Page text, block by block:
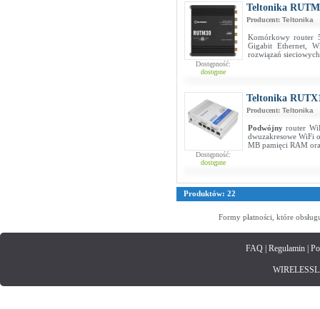
Dostępność:
dostępne
Teltonika
Producent: Teltonika
Komórkowy router
Gigabit Ethernet,
rozwiązań sieciowych
Dostępność:
dostępne
Teltonika
Producent: Teltonika
Podwójnyrouter
dwuzakresowe WiFi
MB pamięci RAM
Produktów: 22
Formy płatności, które
FAQ| Regulamin|